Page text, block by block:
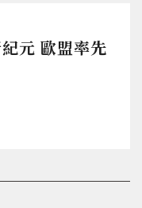
元 歐盟率先